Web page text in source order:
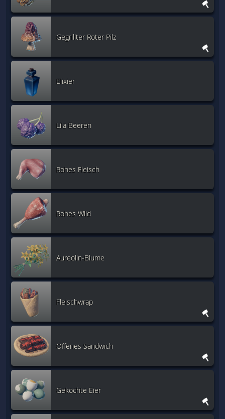
Gegrillter Roter Pilz
Elixier
Lila Beeren
Rohes Fleisch
Rohes Wild
Aureolin-Blume
Fleischwrap
Offenes Sandwich
Gekochte Eier